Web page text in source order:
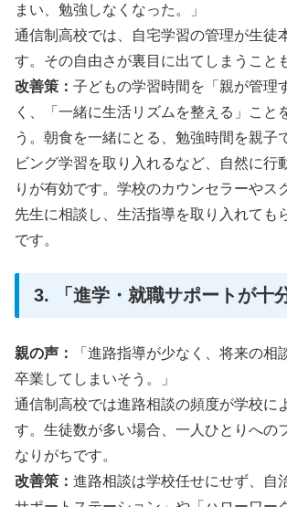
まい、勉強しなくなった。」
通信制高校では、自宅学習の管理が生徒
す。その自由さが裏目に出てしまうこと
改善策： 子どもの学習時間を「親が管理
く、「一緒に生活リズムを整える」こと
う。朝食を一緒にとる、勉強時間を親子
ビング学習を取り入れるなど、自然に行
りが有効です。学校のカウンセラーやス
先生に相談し、生活指導を取り入れても
です。
3. 「進学・就職サポートが十
親の声：
「進路指導が少なく、将来の相
卒業してしまいそう。」
通信制高校では進路相談の頻度が学校に
す。生徒数が多い場合、一人ひとりへの
なりがちです。
改善策： 進路相談は学校任せにせず、自